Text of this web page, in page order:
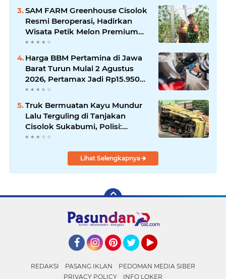
SAM FARM Greenhouse Cisolok
Resmi Beroperasi, Hadirkan
Wisata Petik Melon Premium
dan Edukasi Pertanian Modern
Harga BBM Pertamina di Jawa
Barat Turun Mulai 2 Agustus
2026, Pertamax Jadi Rp15.950
per Liter, Cek Daftar Harga
Truk Bermuatan Kayu Mundur
Lalu Terguling di Tanjakan
Cisolok Sukabumi, Polisi:
Diduga Tak Kuat Menanjak
Lihat Selengkapnya
REDAKSI PASANG IKLAN
PEDOMAN MEDIA SIBER
PRIVACY POLICY
INFO LOKER